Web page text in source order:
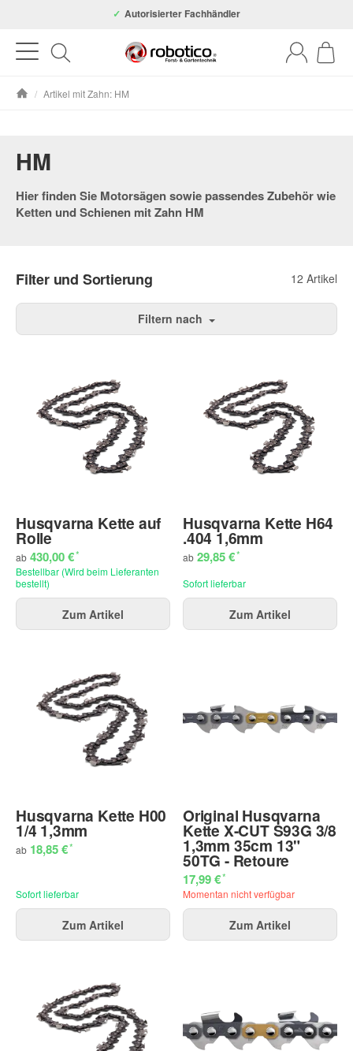
Autorisierter Fachhändler
/ Artikel mit Zahn: HM
HM
Hier finden Sie Motorsägen sowie passendes Zubehör wie
Ketten und Schienen mit Zahn HM
Filter und Sortierung 12 Artikel
Filtern nach
Husqvarna Kette auf
Rolle
ab 430,00 €*
Bestellbar (Wird beim Lieferanten
bestellt)
Zum Artikel
Husqvarna Kette H64
.404 1,6mm
ab 29,85 €*
Sofort lieferbar
Zum Artikel
Husqvarna Kette H00
1/4 1,3mm
ab 18,85 €*
Sofort lieferbar
Zum Artikel
Original Husqvarna
Kette X-CUT S93G 3/8
1,3mm 35cm 13"
50TG - Retoure
17,99 €*
Momentan nicht verfügbar
Zum Artikel